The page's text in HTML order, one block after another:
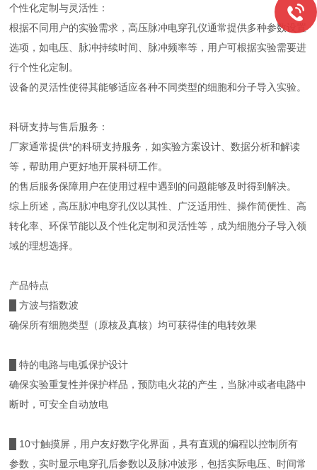
个性化定制与灵活性：
根据不同用户的实验需求，高压脉冲电穿孔仪通常提供多种参数设置
选项，如电压、脉冲持续时间、脉冲频率等，用户可根据实验需要进
行个性化定制。
设备的灵活性使得其能够适应各种不同类型的细胞和分子导入实验。
科研支持与售后服务：
厂家通常提供*的科研支持服务，如实验方案设计、数据分析和解读
等，帮助用户更好地开展科研工作。
的售后服务保障用户在使用过程中遇到的问题能够及时得到解决。
综上所述，高压脉冲电穿孔仪以其性、广泛适用性、操作简便性、高
转化率、环保节能以及个性化定制和灵活性等，成为细胞分子导入领
域的理想选择。
产品特点
█ 方波与指数波
确保所有细胞类型（原核及真核）均可获得佳的电转效果
█ 特的电路与电弧保护设计
确保实验重复性并保护样品，预防电火花的产生，当脉冲或者电路中
断时，可安全自动放电
█ 10寸触摸屏，用户友好数字化界面，具有直观的编程以控制所有
参数，实时显示电穿孔后参数以及脉冲波形，包括实际电压、时间常